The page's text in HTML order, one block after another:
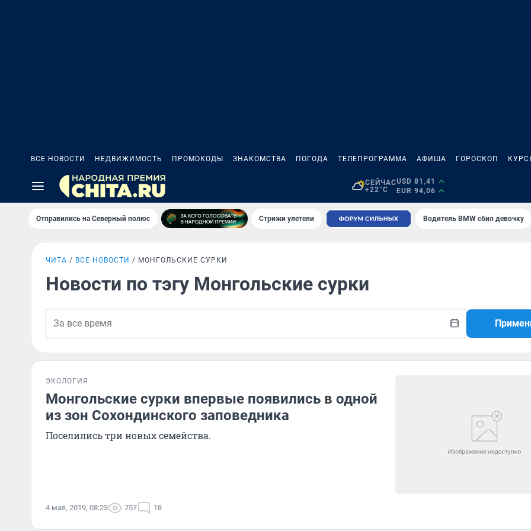
ВСЕ НОВОСТИ НЕДВИЖИМОСТЬ ПРОМОКОДЫ ЗНАКОМСТВА ПОГОДА ТЕЛЕПРОГРАММА АФИША ГОРОСКОП
СЕЙЧАС
+22°C
USD 81,41
EUR 94,06
Отправились на Северный полюс Стрижи улетели Водитель BMW сбил девочку
ЧИТА ВСЕ НОВОСТИ МОНГОЛЬСКИЕ СУРКИ
Новости по тэгу Монгольские сурки
ЭКОЛОГИЯ
Монгольские сурки впервые появились в одной
из зон Сохондинского заповедника
Поселились три новых семейства.
4 мая, 2019, 08:23 757 18